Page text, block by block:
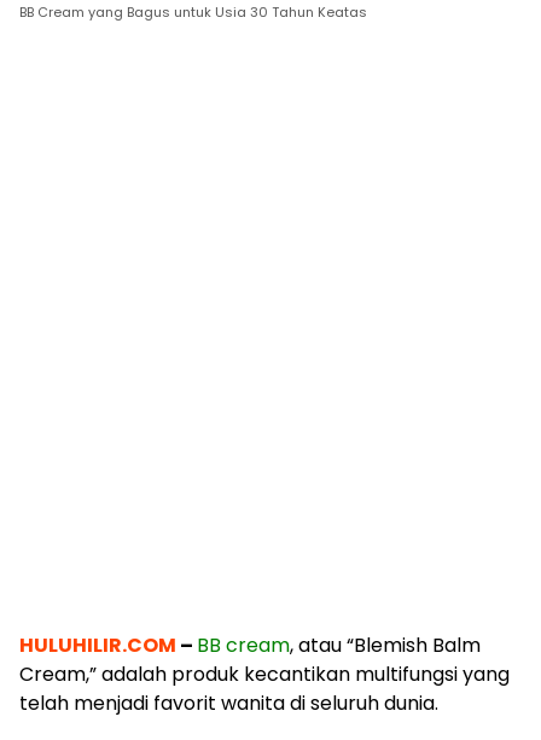
BB Cream yang Bagus untuk Usia 30 Tahun Keatas
HULUHILIR.COM – BB cream, atau “Blemish Balm
Cream,” adalah produk kecantikan multifungsi yang
telah menjadi favorit wanita di seluruh dunia.